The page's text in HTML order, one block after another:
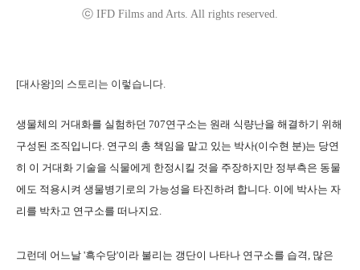
ⓒ IFD Films and Arts. All rights reserved.
[대사왕]의 스토리는 이렇습니다.
생물체의 거대화를 실험하던 707연구소는 원래 식량난을 해결하기 위해
구성된 조직입니다. 연구의 총 책임을 맡고 있는 박사(이수현 분)는 당연
히 이 거대화 기술을 식물에게 한정시킬 것을 주장하지만 정부측은 동물
에도 적용시켜 생물병기로의 가능성을 타진하려 합니다. 이에 박사는 자
리를 박차고 연구소를 떠나지요.
그런데 어느날 '흑수당'이라 불리는 갱단이 나타나 연구소를 습격, 많은